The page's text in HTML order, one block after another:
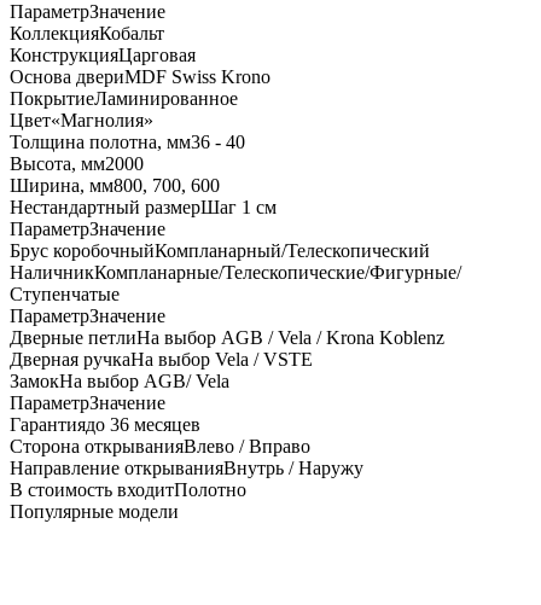
ПараметрЗначение
КоллекцияКобальт
КонструкцияЦарговая
Основа двериMDF Swiss Krono
ПокрытиеЛаминированное
Цвет«Магнолия»
Толщина полотна, мм36 - 40
Высота, мм2000
Ширина, мм800, 700, 600
Нестандартный размерШаг 1 см
ПараметрЗначение
Брус коробочныйКомпланарный/Телескопический
НаличникКомпланарные/Телескопические/Фигурные/
Ступенчатые
ПараметрЗначение
Дверные петлиНа выбор AGB / Vela / Krona Koblenz
Дверная ручкаНа выбор Vela / VSTE
ЗамокНа выбор AGB/ Vela
ПараметрЗначение
Гарантиядо 36 месяцев
Сторона открыванияВлево / Вправо
Направление открыванияВнутрь / Наружу
В стоимость входитПолотно
Популярные модели